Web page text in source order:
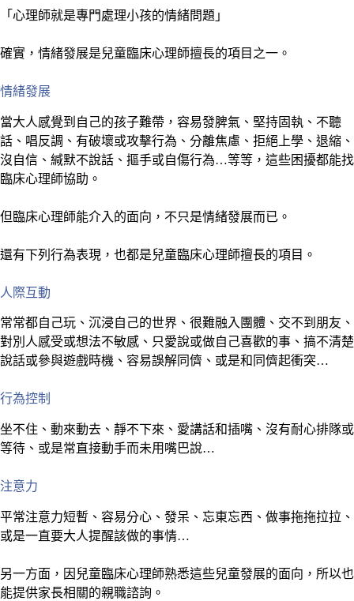
「心理師就是專門處理小孩的情緒問題」
確實， 情緒發展是兒童臨床心理師擅長的項目之一。
情緒發展
當大人感覺到自己的孩子難帶，容易發脾氣、堅持固執、不聽
話、唱反調、有破壞或攻擊行為、分離焦慮、拒絕上學、退縮、
沒自信、緘默不說話、摳手或自傷行為…等等，這些困擾都能找
臨床心理師協助。
但臨床心理師能介入的面向，不只是情緒發展而已。
還有下列行為表現，也都是兒童臨床心理師擅長的項目。
人際互動
常常都自己玩、沉浸自己的世界、很難融入團體、交不到朋友、
對別人感受或想法不敏感、只愛說或做自己喜歡的事、搞不清楚
說話或參與遊戲時機、容易誤解同儕、或是和同儕起衝突…
行為控制
坐不住、動來動去、靜不下來、愛講話和插嘴、沒有耐心排隊或
等待、或是常直接動手而未用嘴巴說…
注意力
平常注意力短暫、容易分心、發呆、忘東忘西、做事拖拖拉拉、
或是一直要大人提醒該做的事情…
另一方面，因兒童臨床心理師熟悉這些兒童發展的面向，所以也
能提供家長相關的親職諮詢。